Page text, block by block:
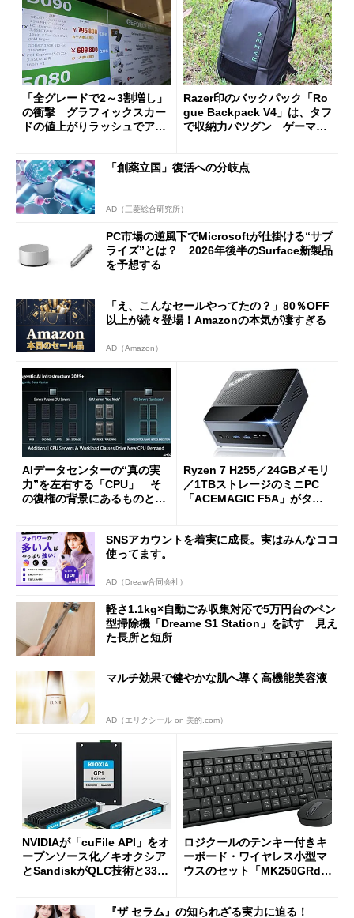
「全グレードで2～3割増し」
の衝撃 グラフィックスカー
ドの値上がりラッシュでアキ
Razer印のバックパック「Ro
gue Backpack V4」は、タフ
で収納力バツグン ゲーマー
「創薬立国」復活への分岐点
AD（三菱総合研究所）
PC市場の逆風下でMicrosoftが仕掛ける“サプ
ライズ”とは？ 2026年後半のSurface新製品
を予想する
「え、こんなセールやってたの？」80％OFF
以上が続々登場！Amazonの本気が凄すぎる
AD（Amazon）
AIデータセンターの“真の実
力”を左右する「CPU」 そ
の復権の背景にあるものと
Ryzen 7 H255／24GBメモリ
／1TBストレージのミニPC
「ACEMAGIC F5A」がタイ
SNSアカウントを着実に成長。実はみんなココ
使ってます。
AD（Dreaw合同会社）
軽さ1.1kg×自動ごみ収集対応で5万円台のペン
型掃除機「Dreame S1 Station」を試す 見え
た長所と短所
マルチ効果で健やかな肌へ導く高機能美容液
AD（エリクシール on 美的.com）
NVIDIAが「cuFile API」をオ
ープンソース化／キオクシア
とSandiskがQLC技術と332
ロジクールのテンキー付きキ
ーボード・ワイヤレス小型マ
ウスのセット「MK250GRd」
『ザ セラム』の知られざる実力に迫る！